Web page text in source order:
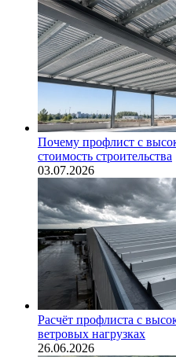
Почему профлист с
стоимость строительства
03.07.2026
Расчёт профлиста с
ветровых нагрузках
26.06.2026